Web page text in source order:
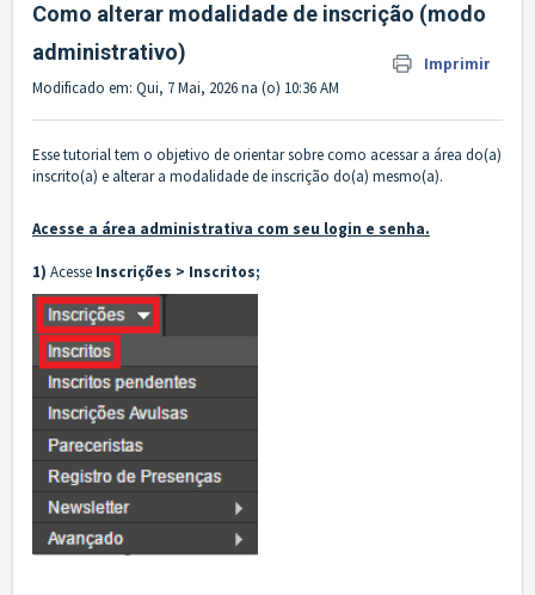
Como alterar modalidade de inscrição (modo
administrativo)
Imprimir
Modificado em: Qui, 7 Mai, 2026 na (o) 10:36 AM
Esse tutorial tem o objetivo de orientar sobre como acessar a área do(a)
inscrito(a) e alterar a modalidade de inscrição do(a) mesmo(a).
Acesse a área administrativa com seu login e senha.
1) Acesse Inscrições > Inscritos;